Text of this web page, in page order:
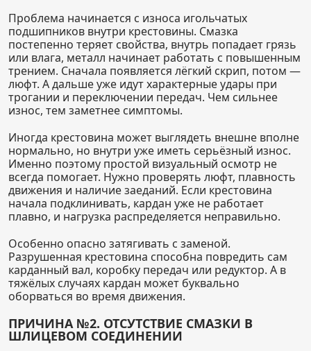
Проблема начинается с износа игольчатых
подшипников внутри крестовины. Смазка
постепенно теряет свойства, внутрь попадает грязь
или влага, металл начинает работать с повышенным
трением. Сначала появляется лёгкий скрип, потом —
люфт. А дальше уже идут характерные удары при
трогании и переключении передач. Чем сильнее
износ, тем заметнее симптомы.
Иногда крестовина может выглядеть внешне вполне
нормально, но внутри уже иметь серьёзный износ.
Именно поэтому простой визуальный осмотр не
всегда помогает. Нужно проверять люфт, плавность
движения и наличие заеданий. Если крестовина
начала подклинивать, кардан уже не работает
плавно, и нагрузка распределяется неправильно.
Особенно опасно затягивать с заменой.
Разрушенная крестовина способна повредить сам
карданный вал, коробку передач или редуктор. А в
тяжёлых случаях кардан может буквально
оборваться во время движения.
ПРИЧИНА №2. ОТСУТСТВИЕ СМАЗКИ В
ШЛИЦЕВОМ СОЕДИНЕНИИ